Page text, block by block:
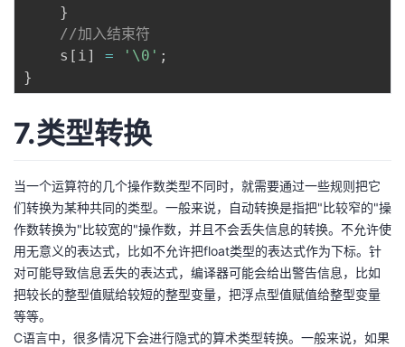
}
//加入结束符
    s
[ i ] = '\0' ;
}
7.类型转换
当一个运算符的几个操作数类型不同时，就需要通过一些规则把它
们转换为某种共同的类型。一般来说，自动转换是指把"比较窄的"操
作数转换为"比较宽的"操作数，并且不会丢失信息的转换。不允许使
用无意义的表达式，比如不允许把float类型的表达式作为下标。针
对可能导致信息丢失的表达式，编译器可能会给出警告信息，比如
把较长的整型值赋给较短的整型变量，把浮点型值赋值给整型变量
等等。
C语言中，很多情况下会进行隐式的算术类型转换。一般来说，如果